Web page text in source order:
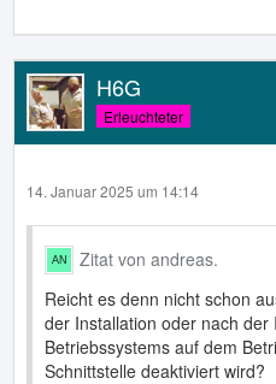
H6G
Erleuchteter
14. Januar 2025 um 14:14
Zitat von andreas.
Reicht es denn nicht schon
der Installation oder nach der
Betriebssystems auf dem
Schnittstelle deaktiviert wird?